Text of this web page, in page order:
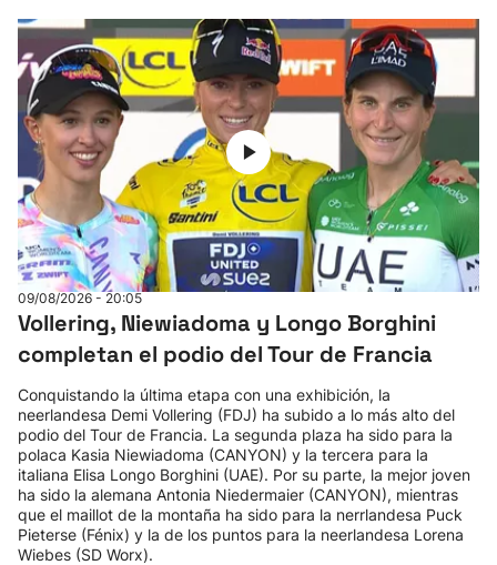
09/08/2026 - 20:05
Vollering, Niewiadoma y Longo Borghini
completan el podio del Tour de Francia
Conquistando la última etapa con una exhibición, la
neerlandesa Demi Vollering (FDJ) ha subido a lo más alto del
podio del Tour de Francia. La segunda plaza ha sido para la
polaca Kasia Niewiadoma (CANYON) y la tercera para la
italiana Elisa Longo Borghini (UAE). Por su parte, la mejor joven
ha sido la alemana Antonia Niedermaier (CANYON), mientras
que el maillot de la montaña ha sido para la nerrlandesa Puck
Pieterse (Fénix) y la de los puntos para la neerlandesa Lorena
Wiebes (SD Worx).